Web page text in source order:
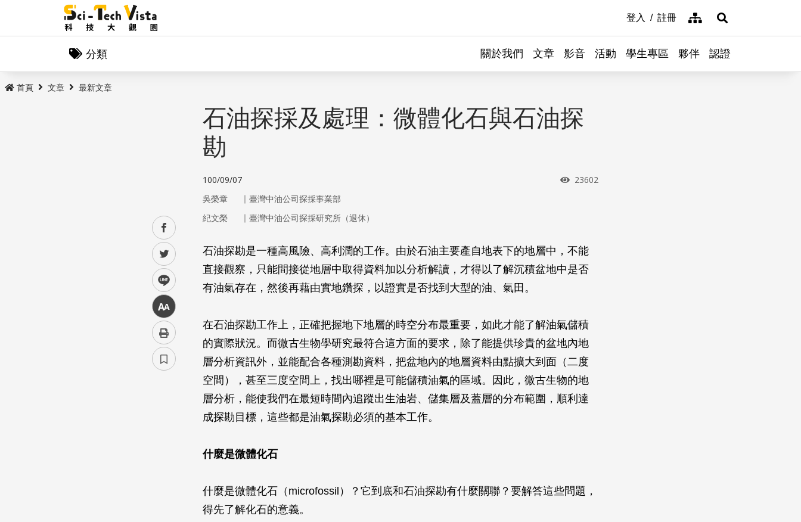
登入 註冊 網站導覽展開搜尋
分類 關於我們 文章 影音 活動 學生專區 夥伴 認證
首頁 文章 最新文章
facebook
twitter
line
中
石油探採及處理：微體化石與石油探
勘
100/09/07 瀏覽次數
23602
吳榮章 ｜ 臺灣中油公司探採事業部
紀文榮
｜ 臺灣中油公司探採研究所（退休）
石油探勘是一種高風險、高利潤的工作。由於石油主要產自地表下的地層中，不能
直接觀察，只能間接從地層中取得資料加以分析解讀，才得以了解沉積盆地中是否
有油氣存在，然後再藉由實地鑽探，以證實是否找到大型的油、氣田。
在石油探勘工作上，正確把握地下地層的時空分布最重要，如此才能了解油氣儲積
的實際狀況。而微古生物學研究最符合這方面的要求，除了能提供珍貴的盆地內地
層分析資訊外，並能配合各種測勘資料，把盆地內的地層資料由點擴大到面（二度
空間），甚至三度空間上，找出哪裡是可能儲積油氣的區域。因此，微古生物的地
層分析，能使我們在最短時間內追蹤出生油岩、儲集層及蓋層的分布範圍，順利達
成探勘目標，這些都是油氣探勘必須的基本工作。
什麼是微體化石
什麼是微體化石（microfossil）？它到底和石油探勘有什麼關聯？要解答這些問題，
得先了解化石的意義。